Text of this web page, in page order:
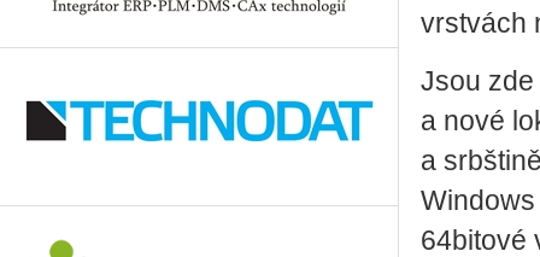
vrstvách
Jsou
a nové
a
64bitové